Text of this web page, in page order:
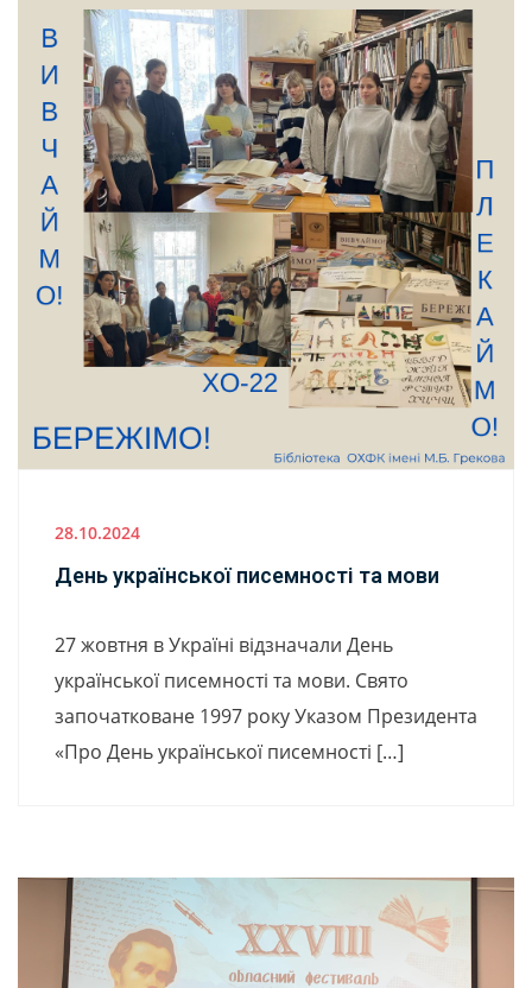
28.10.2024
День української писемності та мови
27 жовтня в Україні відзначали День
української писемності та мови. Свято
започатковане 1997 року Указом Президента
«Про День української писемності […]